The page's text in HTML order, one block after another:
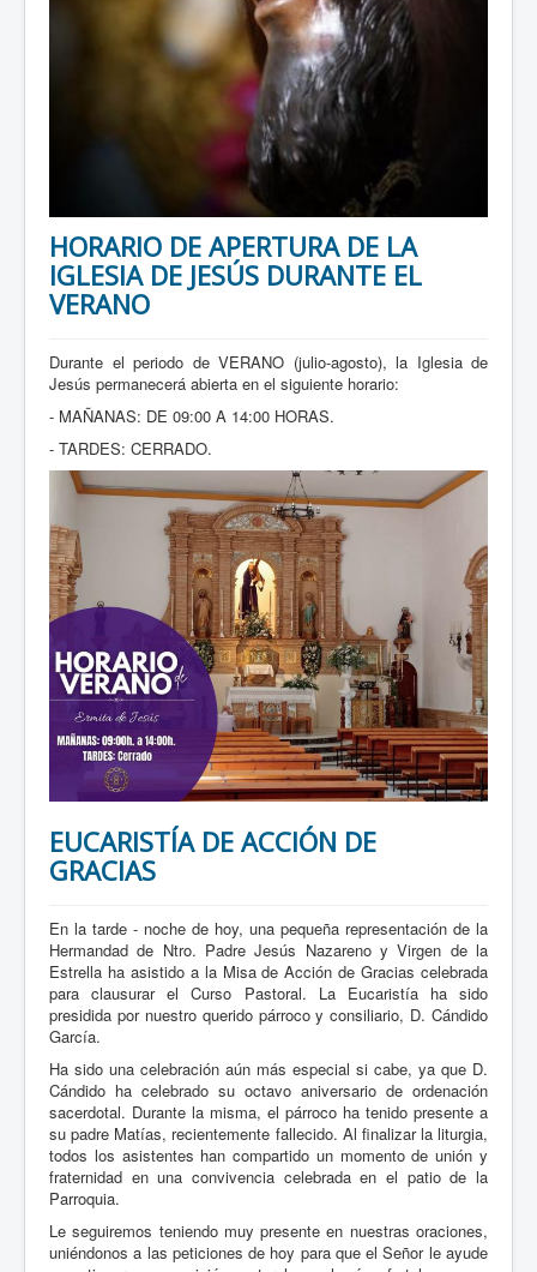
HORARIO DE APERTURA DE LA
IGLESIA DE JESÚS DURANTE EL
VERANO
Durante el periodo de VERANO (julio-agosto), la Iglesia de
Jesús permanecerá abierta en el siguiente horario:
- MAÑANAS: DE 09:00 A 14:00 HORAS.
- TARDES: CERRADO.
EUCARISTÍA DE ACCIÓN DE
GRACIAS
En la tarde - noche de hoy, una pequeña representación de la
Hermandad de Ntro. Padre Jesús Nazareno y Virgen de la
Estrella ha asistido a la Misa de Acción de Gracias celebrada
para clausurar el Curso Pastoral. La Eucaristía ha sido
presidida por nuestro querido párroco y consiliario, D. Cándido
García.
Ha sido una celebración aún más especial si cabe, ya que D.
Cándido ha celebrado su octavo aniversario de ordenación
sacerdotal. Durante la misma, el párroco ha tenido presente a
su padre Matías, recientemente fallecido. Al finalizar la liturgia,
todos los asistentes han compartido un momento de unión y
fraternidad en una convivencia celebrada en el patio de la
Parroquia.
Le seguiremos teniendo muy presente en nuestras oraciones,
uniéndonos a las peticiones de hoy para que el Señor le ayude